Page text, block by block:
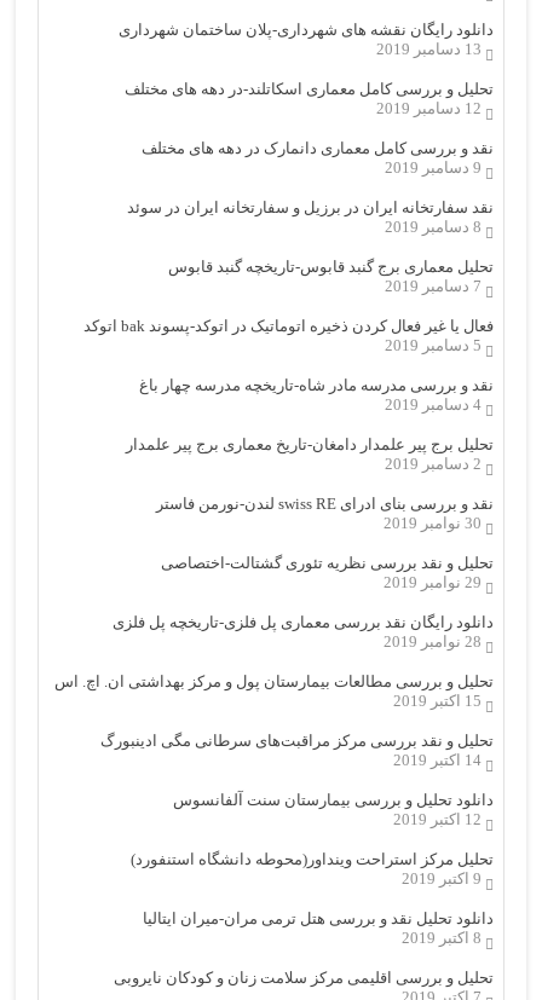
دانلود رایگان نقشه های شهرداری-پلان ساختمان شهرداری
13 دسامبر 2019
تحلیل و بررسی کامل معماری اسکاتلند-در دهه های مختلف
12 دسامبر 2019
نقد و بررسی کامل معماری دانمارک در دهه های مختلف
9 دسامبر 2019
نقد سفارتخانه ایران در برزیل و سفارتخانه ایران در سوئد
8 دسامبر 2019
تحلیل معماری برج گنبد قابوس-تاریخچه گنبد قابوس
7 دسامبر 2019
فعال یا غیر فعال کردن ذخیره اتوماتیک در اتوکد-پسوند bak اتوکد
5 دسامبر 2019
نقد و بررسی مدرسه مادر شاه-تاریخچه مدرسه چهار باغ
4 دسامبر 2019
تحلیل برج پیر علمدار دامغان-تاریخ معماری برج پیر علمدار
2 دسامبر 2019
نقد و بررسی بنای ادرای swiss RE لندن-نورمن فاستر
30 نوامبر 2019
تحلیل و نقد بررسی نظریه تئوری گشتالت-اختصاصی
29 نوامبر 2019
دانلود رایگان نقد بررسی معماری پل فلزی-تاریخچه پل فلزی
28 نوامبر 2019
تحلیل و بررسی مطالعات بیمارستان پول و مرکز بهداشتی ان. اچ. اس
15 اکتبر 2019
تحلیل و نقد بررسی مرکز مراقبت‌های سرطانی مگی ادینبورگ
14 اکتبر 2019
دانلود تحلیل و بررسی بیمارستان سنت آلفانسوس
12 اکتبر 2019
تحلیل مرکز استراحت وینداور(محوطه دانشگاه استنفورد)
9 اکتبر 2019
دانلود تحلیل نقد و بررسی هتل ترمی مران-میران ایتالیا
8 اکتبر 2019
تحلیل و بررسی اقلیمی مرکز سلامت زنان و کودکان نایروبی